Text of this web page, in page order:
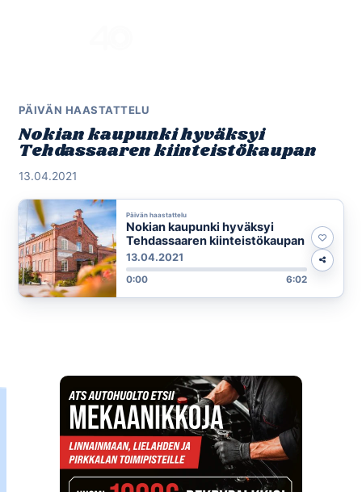
PÄIVÄN HAASTATTELU
Nokian kaupunki hyväksyi
Tehdassaaren kiinteistökaupan
13.04.2021
Päivän haastattelu
Nokian kaupunki hyväksyi
Tehdassaaren kiinteistökaupan
13.04.2021
0:00 6:02